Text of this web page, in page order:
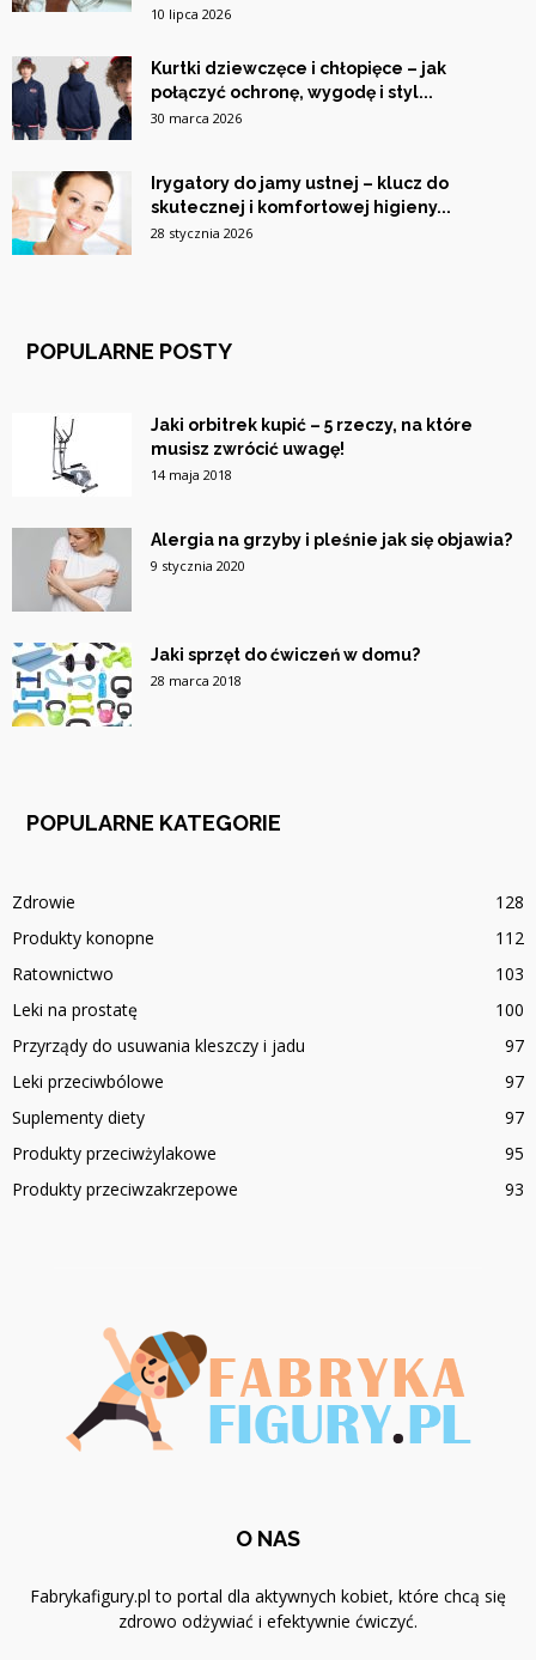
10 lipca 2026
Kurtki dziewczęce i chłopięce – jak
połączyć ochronę, wygodę i styl...
30 marca 2026
Irygatory do jamy ustnej – klucz do
skutecznej i komfortowej higieny...
28 stycznia 2026
POPULARNE POSTY
Jaki orbitrek kupić – 5 rzeczy, na które
musisz zwrócić uwagę!
14 maja 2018
Alergia na grzyby i pleśnie jak się objawia?
9 stycznia 2020
Jaki sprzęt do ćwiczeń w domu?
28 marca 2018
POPULARNE KATEGORIE
Zdrowie
128
Produkty konopne
112
Ratownictwo
103
Leki na prostatę
100
Przyrządy do usuwania kleszczy i jadu
97
Leki przeciwbólowe
97
Suplementy diety
97
Produkty przeciwżylakowe
95
Produkty przeciwzakrzepowe
93
O NAS
Fabrykafigury.pl to portal dla aktywnych kobiet, które chcą się
zdrowo odżywiać i efektywnie ćwiczyć.